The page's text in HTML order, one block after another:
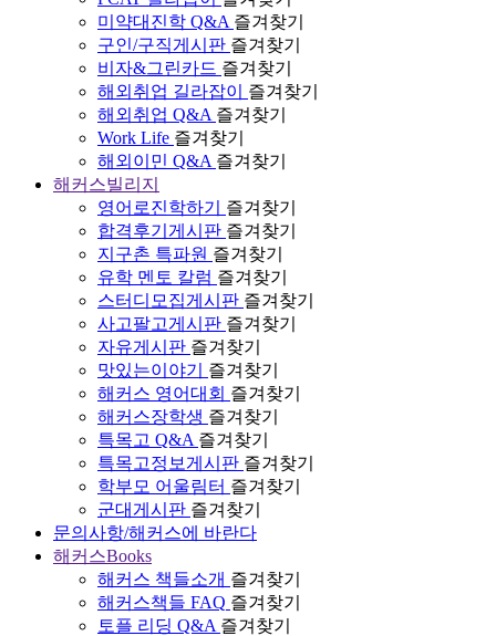
미약대진학 Q&A 즐겨찾기
구인/구직게시판 즐겨찾기
비자&그린카드 즐겨찾기
해외취업 길라잡이
즐겨찾기
해외취업 Q&A 즐겨찾기
Work Life 즐겨찾기
해외이민 Q&A 즐겨찾기
해커스빌리지
영어로진학하기
즐겨찾기
합격후기게시판 즐겨찾기
지구촌 특파원 즐겨찾기
유학 멘토 칼럼 즐겨찾기
스터디모집게시판 즐겨찾기
사고팔고게시판 즐겨찾기
자유게시판 즐겨찾기
맛있는이야기
즐겨찾기
해커스 영어대회 즐겨찾기
해커스장학생 즐겨찾기
특목고 Q&A 즐겨찾기
특목고정보게시판 즐겨찾기
학부모 어울림터 즐겨찾기
군대게시판 즐겨찾기
문의사항/해커스에 바란다
해커스Books
해커스 책들소개 즐겨찾기
해커스책들 FAQ 즐겨찾기
토플 리딩 Q&A 즐겨찾기